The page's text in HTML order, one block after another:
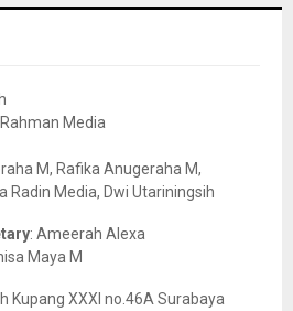
Media
M, Rafika Anugeraha M,
Radin Media, Dwi Utariningsih
: Ameerah Alexa
Maya M
Kupang XXXI no.46A Surabaya